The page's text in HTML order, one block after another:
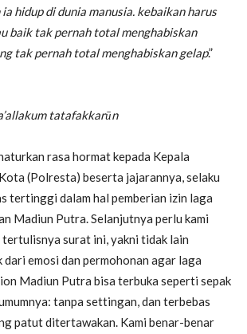
ia hidup di dunia manusia. kebaikan harus
baik tak pernah total menghabiskan
tak pernah total menghabiskan gelap.”
tatafakkarūn
rasa hormat kepada Kepala
(Polresta) beserta jajarannya, selaku
tertinggi dalam hal pemberian izin laga
Madiun Putra. Selanjutnya perlu kami
tertulisnya surat ini, yakni tidak lain
dari emosi dan permohonan agar laga
Madiun Putra bisa terbuka seperti sepak
tanpa settingan, dan terbebas
patut ditertawakan. Kami benar-benar